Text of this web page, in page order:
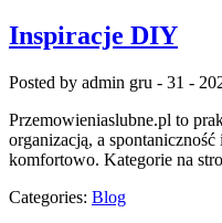
Inspiracje DIY
Posted by admin gru - 31 -
Przemowieniaslubne.pl to
organizacją, a
komfortowo. Kategorie na
Categories: Blog